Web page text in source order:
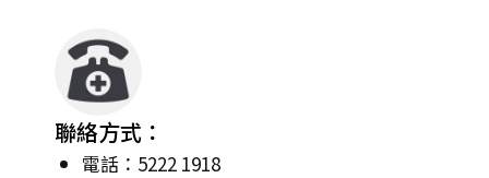
聯絡方式：
電話：5222 1918